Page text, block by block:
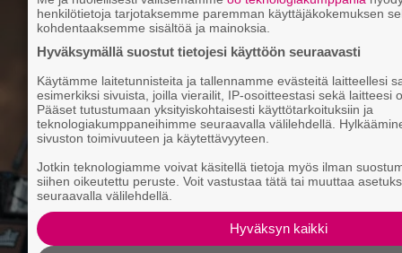
henkilötietoja tarjotaksemme paremman käyttäjäkokemuksen
kohdentaaksemme sisältöä ja mainoksia.
Hyväksymällä suostut tietojesi käyttöön seuraavasti
Käytämme laitetunnisteita ja tallennamme evästeitä laitteellesi
esimerkiksi sivuista, joilla vierailit, IP-osoitteestasi sekä laitteesi
Pääset tutustumaan yksityiskohtaisesti käyttötarkoituksiin ja
teknologiakumppaneihimme seuraavalla välilehdellä.
sivuston toimivuuteen ja käytettävyyteen.
Jotkin teknologiamme voivat käsitellä tietoja myös ilman
siihen oikeutettu peruste. Voit vastustaa tätä tai muuttaa
seuraavalla välilehdellä.
Hyväksyn kaikki